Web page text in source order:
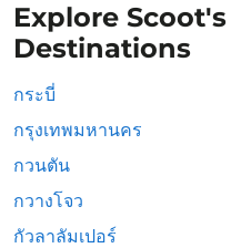
Explore
Destinations
กระบี่
กรุงเทพมหานคร
กวนตัน
กวางโจว
กัวลาลัมเปอร์